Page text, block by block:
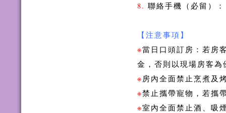
8. 聯絡手機（必留）：
【注意事項】
※當日口頭訂房：若房
金，否則以現場房客為
※ 房內全面禁止烹煮及
※禁止攜帶寵物，若攜
※室內全面禁止酒、吸